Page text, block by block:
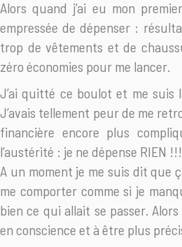
Alors quand j’ai eu mon
empressée de dépenser :
trop de vêtements et de
zéro économies pour me lancer.
J’ai quitté ce boulot et me suis
J’avais tellement peur de me
financière encore plus
l’austérité : je ne dépense RIEN
A un moment je me suis dit que
me comporter comme si je
bien ce qui allait se passer.
en conscience et à être plus